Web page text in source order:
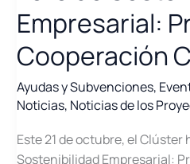
en
Cities,
Factories
y
con
China
Empresarial:
Cooperación
Ayudas y Subvenciones,
Noticias, Noticias de los
Este 21 de octubre, el Clúster
Sostenibilidad Empresarial: